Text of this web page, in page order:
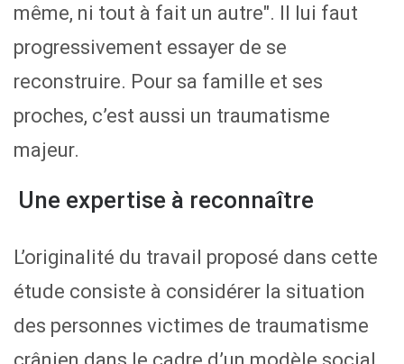
même, ni tout à fait un autre". Il lui faut
progressivement essayer de se
reconstruire. Pour sa famille et ses
proches, c’est aussi un traumatisme
majeur.
Une expertise à reconnaître
L’originalité du travail proposé dans cette
étude consiste à considérer la situation
des personnes victimes de traumatisme